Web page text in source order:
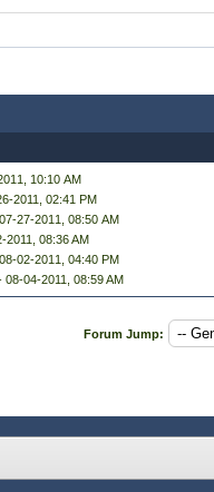
10:10 AM
2011, 02:41 PM
27-2011, 08:50 AM
2011, 08:36 AM
02-2011, 04:40 PM
08-04-2011, 08:59 AM
Forum Jump: